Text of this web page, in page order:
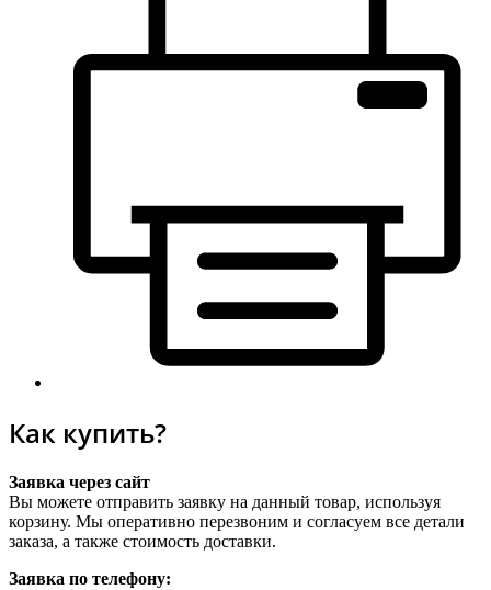
Как купить?
Заявка через сайт
Вы можете отправить заявку на данный товар, используя
корзину. Мы оперативно перезвоним и согласуем все детали
заказа, а также стоимость доставки.
Заявка по телефону: